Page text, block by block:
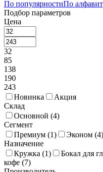
По популярностиПо
Подбор параметров
Цена
32
85
138
190
243
Новинка
Акция
Склад
Основной (4)
Сегмент
Премиум (1) Эконом (4)
Назначение
Кружка (1)
Бокал для
кофе (7)